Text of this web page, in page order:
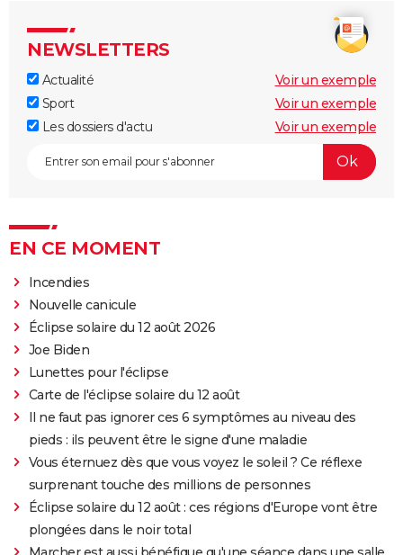
NEWSLETTERS
Actualité
Voir un exemple
Sport
Voir un exemple
Les dossiers d'actu
Voir un exemple
EN CE MOMENT
Incendies
Nouvelle canicule
Éclipse solaire du 12 août 2026
Joe Biden
Lunettes pour l'éclipse
Carte de l'éclipse solaire du 12 août
Il ne faut pas ignorer ces 6 symptômes au niveau des
pieds : ils peuvent être le signe d'une maladie
Vous éternuez dès que vous voyez le soleil ? Ce réflexe
surprenant touche des millions de personnes
Éclipse solaire du 12 août : ces régions d'Europe vont être
plongées dans le noir total